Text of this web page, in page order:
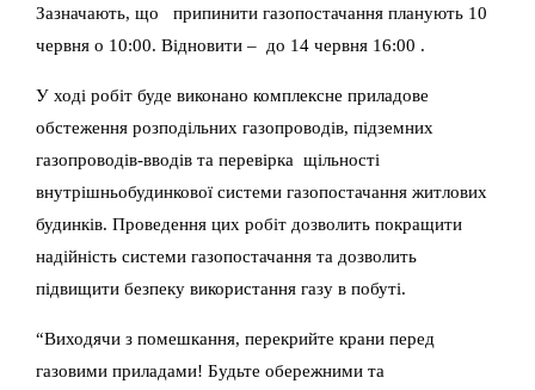
Зазначають, що припинити газопостачання планують 10
червня о 10:00. Відновити – до 14 червня 16:00 .
У ході робіт буде виконано комплексне приладове
обстеження розподільних газопроводів, підземних
газопроводів-вводів та перевірка щільності
внутрішньобудинкової системи газопостачання житлових
будинків. Проведення цих робіт дозволить покращити
надійність системи газопостачання та дозволить
підвищити безпеку використання газу в побуті.
“Виходячи з помешкання, перекрийте крани перед
газовими приладами! Будьте обережними та